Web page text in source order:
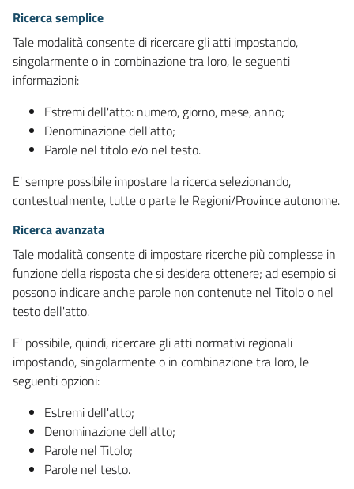
Ricerca semplice
Tale modalità consente di ricercare gli atti impostando,
singolarmente o in combinazione tra loro, le seguenti
informazioni:
Estremi dell'atto: numero, giorno, mese, anno;
Denominazione dell'atto;
Parole nel titolo e/o nel testo.
E' sempre possibile impostare la ricerca selezionando,
contestualmente, tutte o parte le Regioni/Province autonome.
Ricerca avanzata
Tale modalità consente di impostare ricerche più complesse in
funzione della risposta che si desidera ottenere; ad esempio si
possono indicare anche parole non contenute nel Titolo o nel
testo dell'atto.
E' possibile, quindi, ricercare gli atti normativi regionali
impostando, singolarmente o in combinazione tra loro, le
seguenti opzioni:
Estremi dell'atto;
Denominazione dell'atto;
Parole nel Titolo;
Parole nel testo.